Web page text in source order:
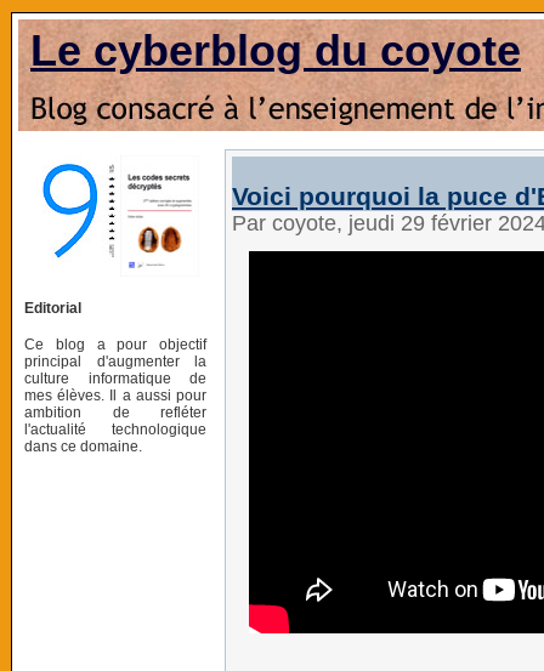
Le cyberblog du coyote
Editorial
Ce blog a pour objectif
principal d'augmenter la
culture informatique de
mes élèves. Il a aussi pour
ambition de refléter
l'actualité technologique
dans ce domaine.
Voici pourquoi la puce
Par coyote, jeudi 29 février